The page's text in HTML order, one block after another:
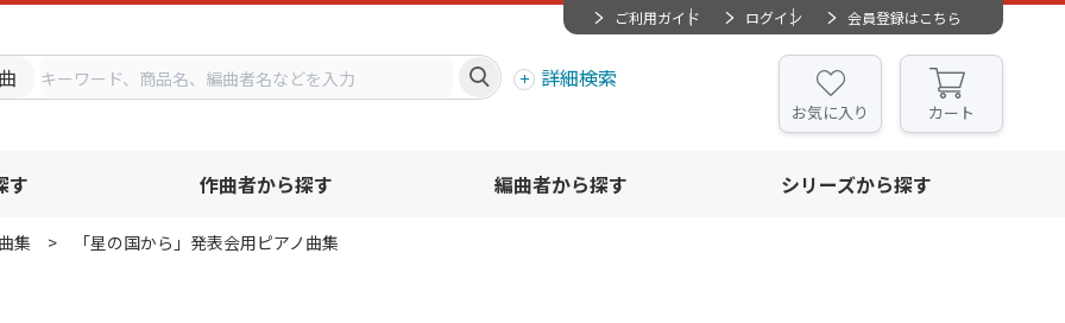
ご利用ガイド ログイン 会員登録はこちら
詳細検索
お気に入り カート
す 作曲者から探す 編曲者から探す シリーズから探す
集 「星の国から」発表会用ピアノ曲集